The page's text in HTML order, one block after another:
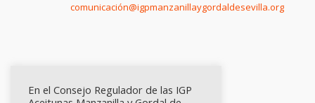
comunicación@igpmanzanillaygordaldesevilla.org
En el Consejo Regulador de las IGP